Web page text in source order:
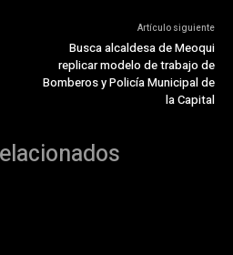
Artículo siguiente
Busca alcaldesa de Meoqui
replicar modelo de trabajo de
Bomberos y Policía Municipal de
la Capital